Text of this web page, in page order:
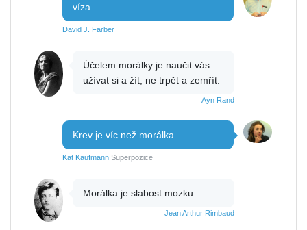
víza.
David J. Farber
Účelem morálky je naučit vás
užívat si a žít, ne trpět a zemřít.
Ayn Rand
Krev je víc než morálka.
Kat Kaufmann Superpozice
Morálka je slabost mozku.
Jean Arthur Rimbaud